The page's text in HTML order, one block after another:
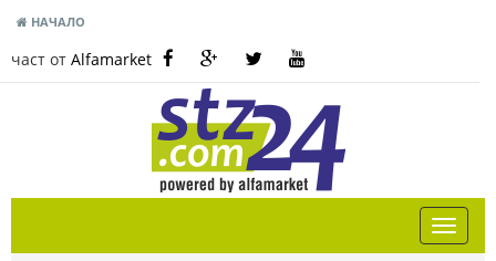
НАЧАЛО
част от Alfamarket